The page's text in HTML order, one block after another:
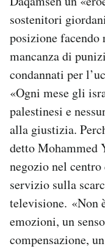
sostenitori
posizione
mancanza di
condannati per
«Ogni mese gli
palestinesi e
alla giustizia.
detto Mohammed
negozio nel
servizio sulla
televisione. «Non
emozioni, un
compensazione,